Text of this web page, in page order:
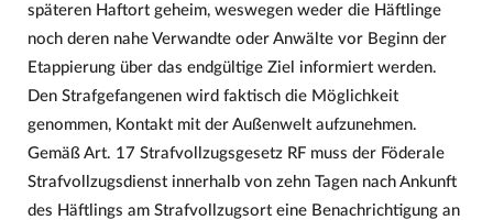
späteren Haftort geheim, weswegen weder die Häftlinge
noch deren nahe Verwandte oder Anwälte vor Beginn der
Etappierung über das endgültige Ziel informiert werden.
Den Strafgefangenen wird faktisch die Möglichkeit
genommen, Kontakt mit der Außenwelt aufzunehmen.
Gemäß Art. 17 Strafvollzugsgesetz RF muss der Föderale
Strafvollzugsdienst innerhalb von zehn Tagen nach Ankunft
des Häftlings am Strafvollzugsort eine Benachrichtigung an